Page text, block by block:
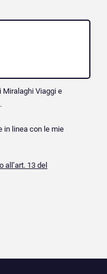
Viaggi e
in linea con le mie
13 del